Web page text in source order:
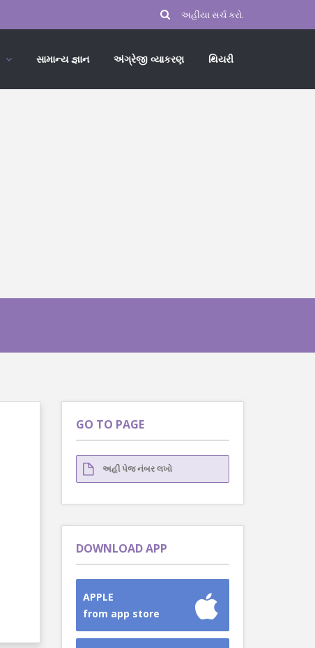
સામાન્ય જ્ઞાન અંગ્રેજી વ્યાકરણ થિયરી
GO TO PAGE
DOWNLOAD APP
APPLE
from app store